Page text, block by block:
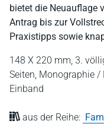
bietet die Neuauflage
Antrag bis zur
Praxistipps sowie
148 X 220 mm, 3.
Seiten, Monographie /
Einband
aus der Reihe: